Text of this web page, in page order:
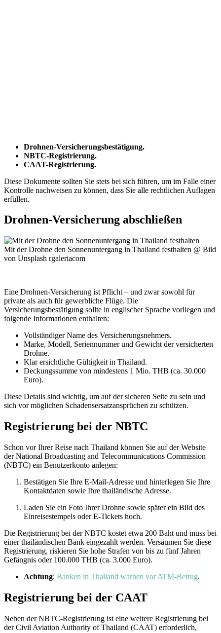
Drohnen-Versicherungsbestätigung.
NBTC-Registrierung.
CAAT-Registrierung.
Diese Dokumente sollten Sie stets bei sich führen, um im Falle einer
Kontrolle nachweisen zu können, dass Sie alle rechtlichen Auflagen
erfüllen.
Drohnen-Versicherung abschließen
Mit der Drohne den Sonnenuntergang in Thailand festhalten @ Bild
von Unsplash rgaleriacom
Eine Drohnen-Versicherung ist Pflicht – und zwar sowohl für
private als auch für gewerbliche Flüge. Die
Versicherungsbestätigung sollte in englischer Sprache vorliegen und
folgende Informationen enthalten:
Vollständiger Name des Versicherungsnehmers.
Marke, Modell, Seriennummer und Gewicht der versicherten
Drohne.
Klar ersichtliche Gültigkeit in Thailand.
Deckungssumme von mindestens 1 Mio. THB (ca. 30.000
Euro).
Diese Details sind wichtig, um auf der sicheren Seite zu sein und
sich vor möglichen Schadensersatzansprüchen zu schützen.
Registrierung bei der NBTC
Schon vor Ihrer Reise nach Thailand können Sie auf der Website
der National Broadcasting and Telecommunications Commission
(NBTC) ein Benutzerkonto anlegen:
Bestätigen Sie Ihre E-Mail-Adresse und hinterlegen Sie Ihre
Kontaktdaten sowie Ihre thailändische Adresse.
Laden Sie ein Foto Ihrer Drohne sowie später ein Bild des
Einreisestempels oder E-Tickets hoch.
Die Registrierung bei der NBTC kostet etwa 200 Baht und muss bei
einer thailändischen Bank eingezahlt werden. Versäumen Sie diese
Registrierung, riskieren Sie hohe Strafen von bis zu fünf Jahren
Gefängnis oder 100.000 THB (ca. 3.000 Euro).
Achtung: Banken in Thailand warnen vor ATM-Betrug.
Registrierung bei der CAAT
Neben der NBTC-Registrierung ist eine weitere Registrierung bei
der Civil Aviation Authority of Thailand (CAAT) erforderlich,